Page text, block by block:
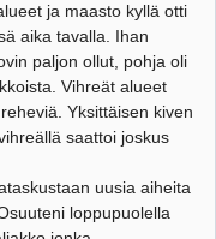
ja maasto kyllä otti
aika tavalla. Ihan
paljon ollut, pohja oli
Vihreät alueet
Yksittäisen kiven
saattoi joskus
uusia aiheita
loppupuolella